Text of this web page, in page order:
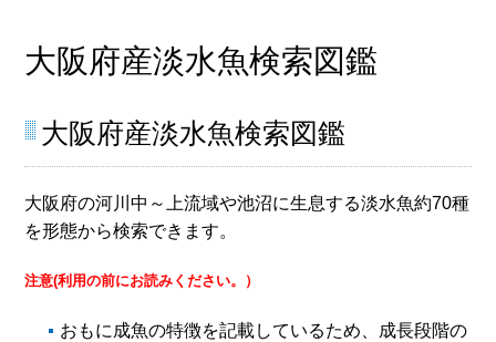
大阪府産淡水魚検索図鑑
大阪府産淡水魚検索図鑑
大阪府の河川中～上流域や池沼に生息する淡水魚約70種
を形態から検索できます。
注意(利用の前にお読みください。）
おもに成魚の特徴を記載しているため、成長段階の